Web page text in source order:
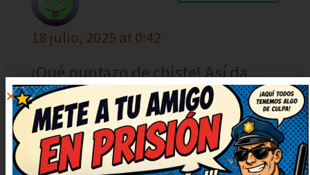
18 julio, 2025 at 0:42
¡Qué puntazo de chiste! Así da
gusto, humor sano y con mucha
gracia. Lo voy a compartir con mis
amigos para que se rían también.
Ahora mismo lo reenvío porque